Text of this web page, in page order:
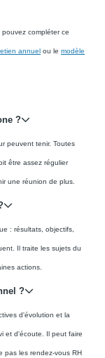
compléter ce
annuel ou le modèle
?
peuvent tenir. Toutes
être assez régulier
une réunion de plus.
: résultats, objectifs,
Il traite les sujets du
actions.
?
d'évolution et la
et d'écoute. Il peut faire
pas les rendez-vous RH